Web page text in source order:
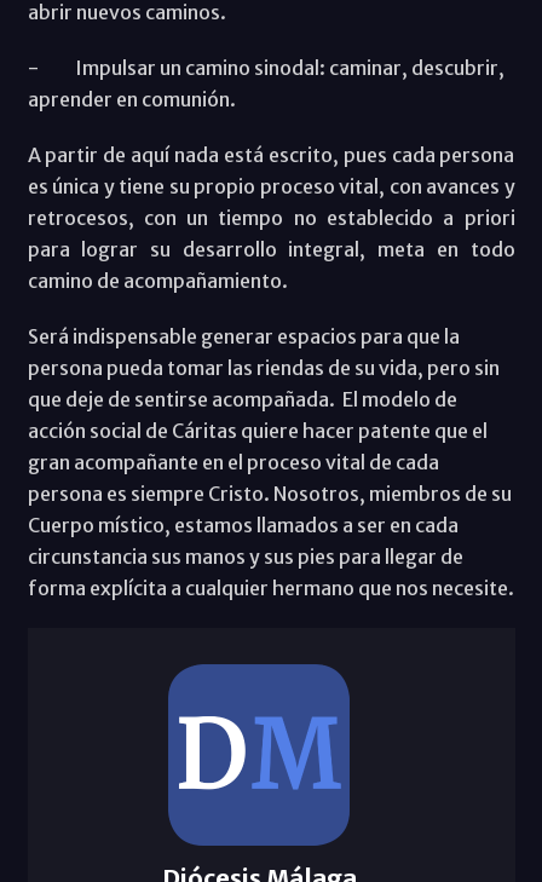
abrir nuevos caminos.
- Impulsar un camino sinodal: caminar, descubrir,
aprender en comunión.
A partir de aquí nada está escrito, pues cada persona
es única y tiene su propio proceso vital, con avances y
retrocesos, con un tiempo no establecido a priori
para lograr su desarrollo integral, meta en todo
camino de acompañamiento.
Será indispensable generar espacios para que la
persona pueda tomar las riendas de su vida, pero sin
que deje de sentirse acompañada. El modelo de
acción social de Cáritas quiere hacer patente que el
gran acompañante en el proceso vital de cada
persona es siempre Cristo. Nosotros, miembros de su
Cuerpo místico, estamos llamados a ser en cada
circunstancia sus manos y sus pies para llegar de
forma explícita a cualquier hermano que nos necesite.